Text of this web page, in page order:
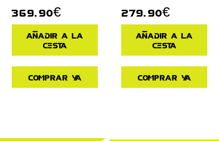
369.90€
Añadir a la
cesta
Comprar ya
279.90€
Añadir a la
cesta
Comprar ya